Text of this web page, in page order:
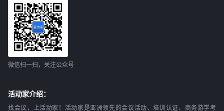
微信扫一扫，关注公众号
活动家介绍：
找会议，上活动家！活动家是亚洲领先的会议活动、培训认证、商务游学考